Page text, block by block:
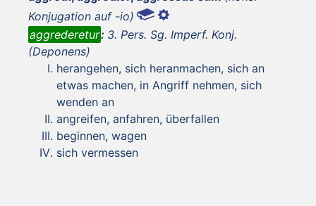
Konjugation auf -io)
aggrederetur: 3. Pers. Sg. Imperf. Konj.
(Deponens)
herangehen, sich heranmachen, sich an
etwas machen, in Angriff nehmen, sich
wenden an
angreifen, anfahren, überfallen
beginnen, wagen
sich vermessen